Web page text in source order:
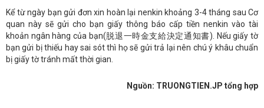
Kể từ ngày bạn gửi đơn xin hoàn lại nenkin khoảng 3-4 tháng sau Cơ
quan này sẽ gửi cho bạn giấy thông báo cấp tiền nenkin vào tài
khoản ngân hàng của bạn(脱退一時金支給決定通知書). Nếu giấy tờ
bạn gửi bị thiếu hay sai sót thì họ sẽ gửi trả lại nên chú ý khâu chuẩn
bị giấy tờ tránh mất thời gian.
Nguồn: TRUONGTIEN.JP tổng hợp